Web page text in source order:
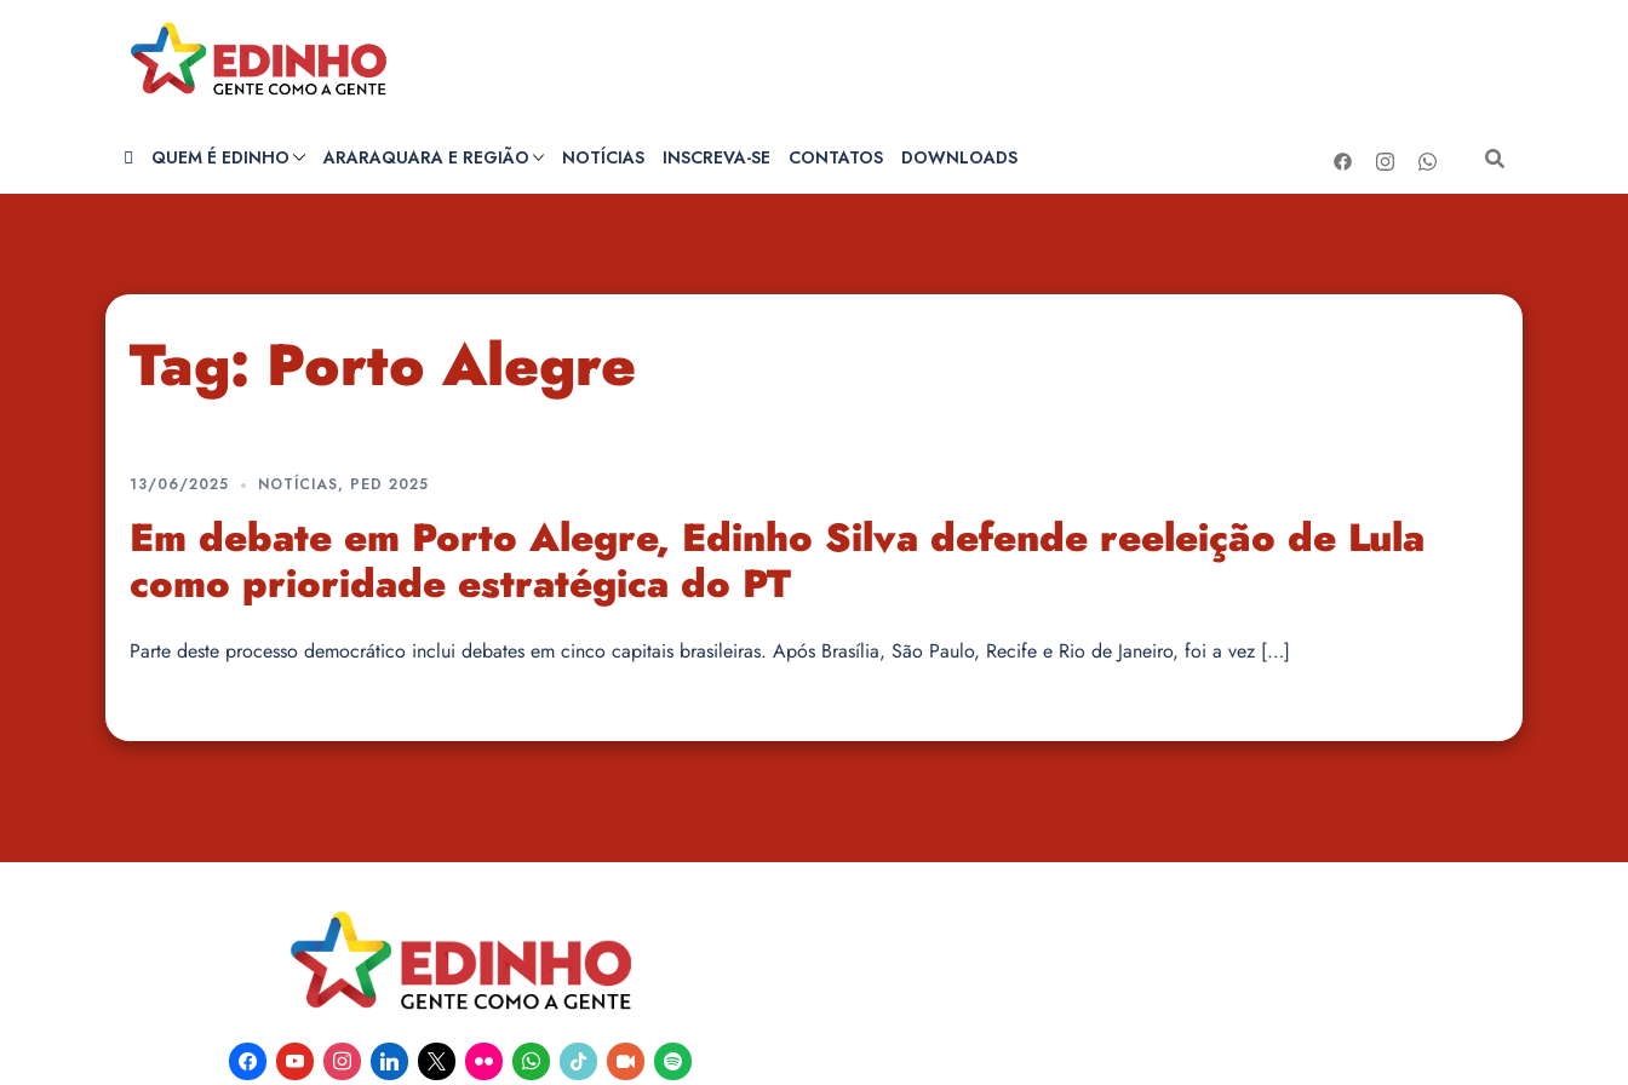
QUEM É EDINHO ARARAQUARA E REGIÃO NOTÍCIAS INSCREVA-SE CONTATOS DOWNLOADS
Tag: Porto Alegre
13/06/2025 NOTÍCIAS, PED 2025
Em debate em Porto Alegre, Edinho Silva defende reeleição de Lula
como prioridade estratégica do PT
Parte deste processo democrático inclui debates em cinco capitais brasileiras. Após Brasília, São Paulo, Recife e Rio de Janeiro, foi a vez […]
facebookyoutubeinstagramlinkedin
x flickr whatsapp
tiktok video- spotify